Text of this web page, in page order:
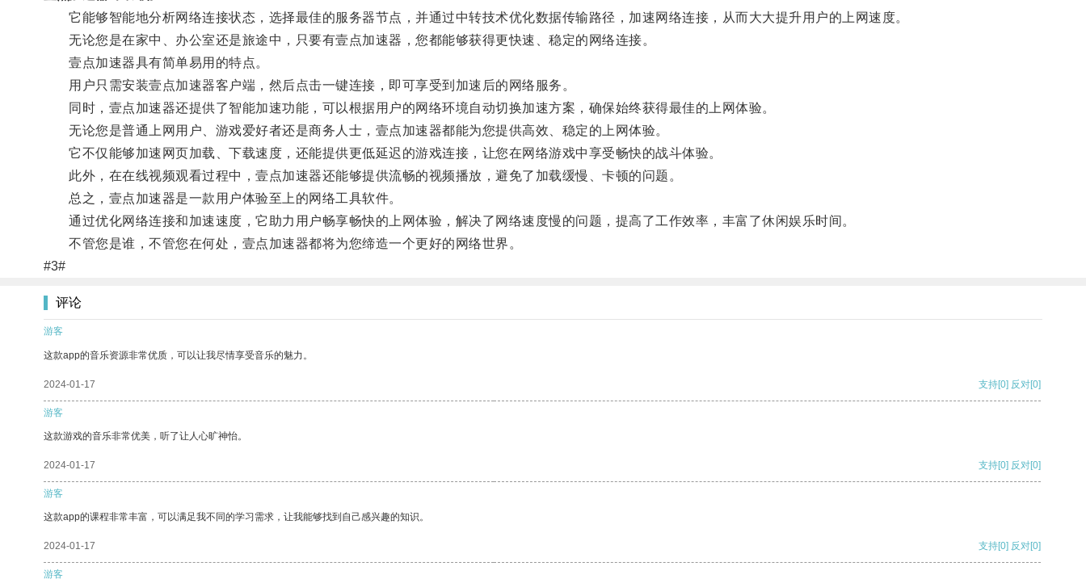
它能够智能地分析网络连接状态，选择最佳的服务器节点，并通过中转技术优化数据传输路径，加速网络连接，从而大大提升用户的上网速度。
无论您是在家中、办公室还是旅途中，只要有壹点加速器，您都能够获得更快速、稳定的网络连接。
壹点加速器具有简单易用的特点。
用户只需安装壹点加速器客户端，然后点击一键连接，即可享受到加速后的网络服务。
同时，壹点加速器还提供了智能加速功能，可以根据用户的网络环境自动切换加速方案，确保始终获得最佳的上网体验。
无论您是普通上网用户、游戏爱好者还是商务人士，壹点加速器都能为您提供高效、稳定的上网体验。
它不仅能够加速网页加载、下载速度，还能提供更低延迟的游戏连接，让您在网络游戏中享受畅快的战斗体验。
此外，在在线视频观看过程中，壹点加速器还能够提供流畅的视频播放，避免了加载缓慢、卡顿的问题。
总之，壹点加速器是一款用户体验至上的网络工具软件。
通过优化网络连接和加速速度，它助力用户畅享畅快的上网体验，解决了网络速度慢的问题，提高了工作效率，丰富了休闲娱乐时间。
不管您是谁，不管您在何处，壹点加速器都将为您缔造一个更好的网络世界。
#3#
评论
游客
这款app的音乐资源非常优质，可以让我尽情享受音乐的魅力。
2024-01-17 支持[0] 反对[0]
游客
这款游戏的音乐非常优美，听了让人心旷神怡。
2024-01-17 支持[0] 反对[0]
游客
这款app的课程非常丰富，可以满足我不同的学习需求，让我能够找到自己感兴趣的知识。
2024-01-17 支持[0] 反对[0]
游客